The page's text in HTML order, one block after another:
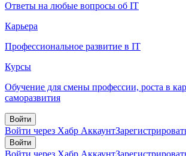
Ответы на любые вопросы об IT
Карьера
Профессиональное развитие в IT
Курсы
Обучение для смены профессии, роста в
саморазвития
Войти
Войти через Хабр Аккаунт
Войти
Войти через Хабр Аккаунт